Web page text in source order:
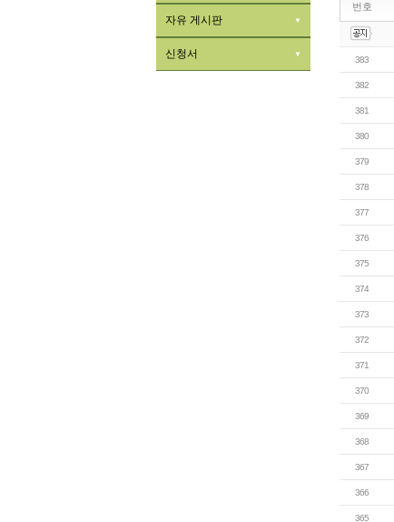
자유 게시판
신청서
번호
383
382
381
380
379
378
377
376
375
374
373
372
371
370
369
368
367
366
365